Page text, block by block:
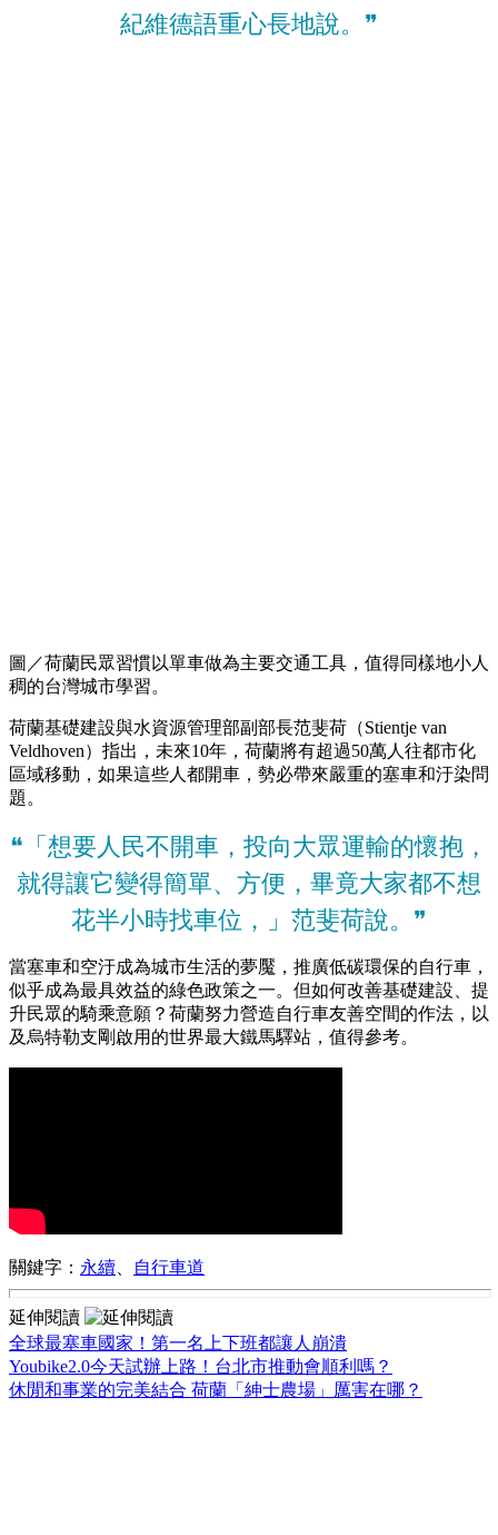
紀維德語重心長地說。❞
圖／荷蘭民眾習慣以單車做為主要交通工具，值得同樣地小人
稠的台灣城市學習。
荷蘭基礎建設與水資源管理部副部長范斐荷（Stientje van
Veldhoven）指出，未來10年，荷蘭將有超過50萬人往都市化
區域移動，如果這些人都開車，勢必帶來嚴重的塞車和汙染問
題。
❝「想要人民不開車，投向大眾運輸的懷抱，
就得讓它變得簡單、方便，畢竟大家都不想
花半小時找車位，」范斐荷說。❞
當塞車和空汙成為城市生活的夢魘，推廣低碳環保的自行車，
似乎成為最具效益的綠色政策之一。但如何改善基礎建設、提
升民眾的騎乘意願？荷蘭努力營造自行車友善空間的作法，以
及烏特勒支剛啟用的世界最大鐵馬驛站，值得參考。
關鍵字： 永續 自行車道
延伸閱讀
全球最塞車國家！第一名上下班都讓人崩潰
Youbike2.0今天試辦上路！台北市推動會順利嗎？
休閒和事業的完美結合 荷蘭「紳士農場」厲害在哪？